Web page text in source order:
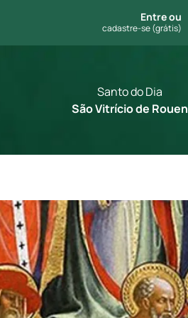
Entreou
cadastre-se (grátis)
Santo do Dia
São Vitrício de Rouen